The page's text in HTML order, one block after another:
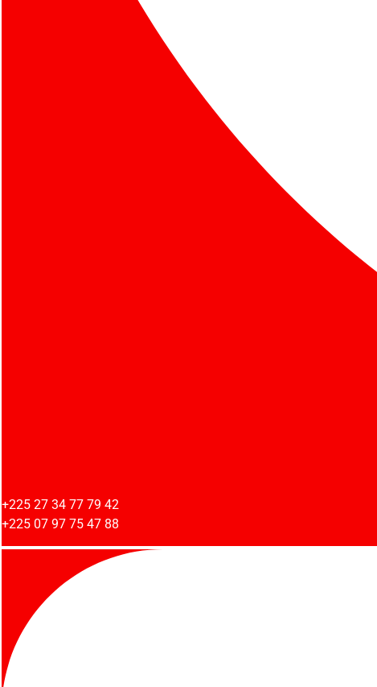
+225 27 34 77 79 42
+225 07 97 75 47 88